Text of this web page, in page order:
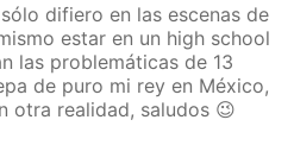
difiero en las escenas de
estar en un high school
las problemáticas de 13
de puro mi rey en México,
otra realidad, saludos 😉